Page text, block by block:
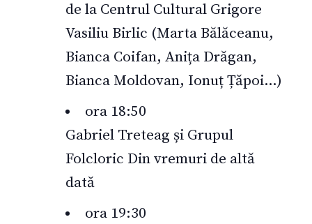
de la Centrul Cultural Grigore
Vasiliu Birlic (Marta Bălăceanu,
Bianca Coifan, Anița Drăgan,
Bianca Moldovan, Ionuț Țăpoi…)
ora 18:50
Gabriel Treteag și Grupul
Folcloric Din vremuri de altă
dată
ora 19:30